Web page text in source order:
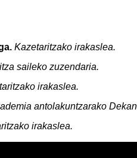
Kazetaritzako irakaslea.
saileko zuzendaria.
irakaslea.
antolakuntzarako
irakaslea.